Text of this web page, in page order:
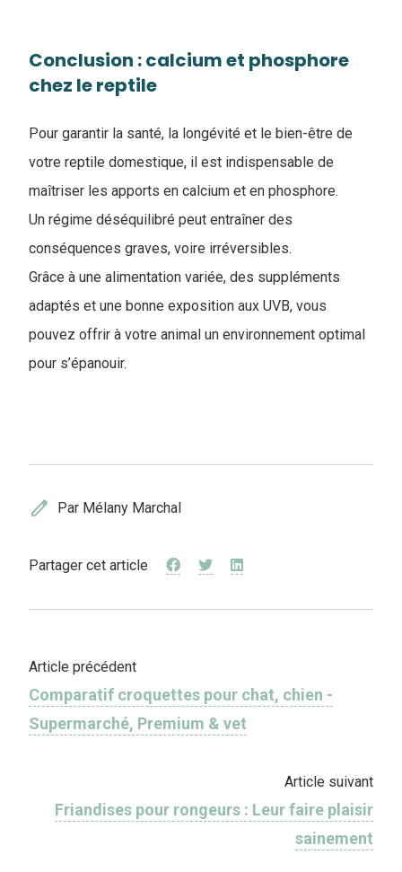
Conclusion : calcium et phosphore
chez le reptile
Pour garantir la santé, la longévité et le bien-être de
votre reptile domestique, il est indispensable de
maîtriser les apports en calcium et en phosphore.
Un régime déséquilibré peut entraîner des
conséquences graves, voire irréversibles.
Grâce à une alimentation variée, des suppléments
adaptés et une bonne exposition aux UVB, vous
pouvez offrir à votre animal un environnement optimal
pour s’épanouir.
edit Par Mélany Marchal
Partager cet article
Article précédent
Comparatif croquettes pour chat, chien -
Supermarché, Premium & vet
Article suivant
Friandises pour rongeurs : Leur faire plaisir
sainement